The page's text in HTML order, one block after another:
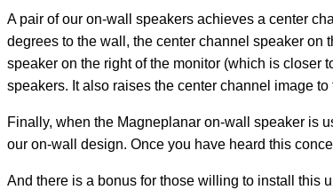
A pair of our on-wall speakers achieves a center
degrees to the wall, the center channel speaker
speaker on the right of the monitor (which is closer
speakers. It also raises the center channel image
Finally, when the Magneplanar on-wall speaker is
our on-wall design. Once you have heard this
And there is a bonus for those willing to install this